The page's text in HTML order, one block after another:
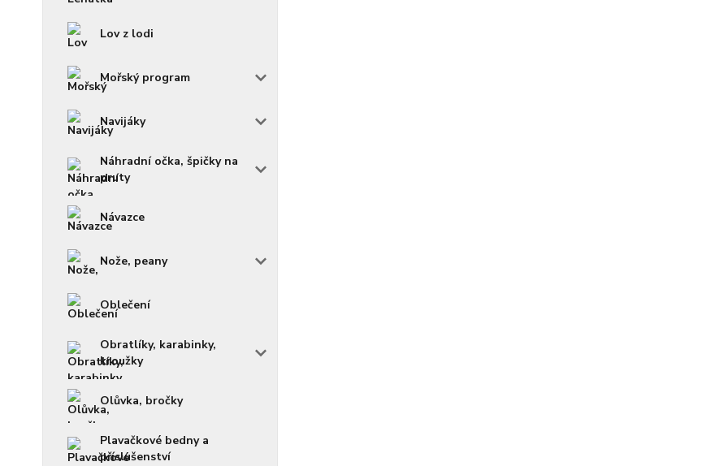
Lov z lodi
Mořský program
Navijáky
Náhradní očka, špičky na
pruty
Návazce
Nože, peany
Oblečení
Obratlíky, karabinky,
kroužky
Olůvka, bročky
Plavačkové bedny a
příslušenství